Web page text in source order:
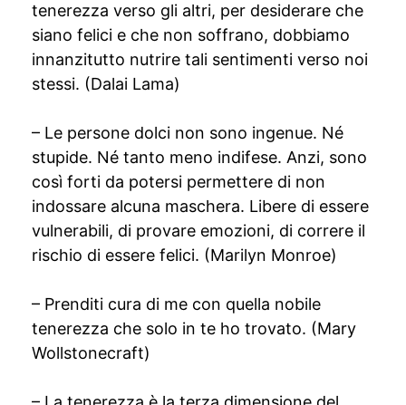
tenerezza verso gli altri, per desiderare che
siano felici e che non soffrano, dobbiamo
innanzitutto nutrire tali sentimenti verso noi
stessi. (Dalai Lama)
– Le persone dolci non sono ingenue. Né
stupide. Né tanto meno indifese. Anzi, sono
così forti da potersi permettere di non
indossare alcuna maschera. Libere di essere
vulnerabili, di provare emozioni, di correre il
rischio di essere felici. (Marilyn Monroe)
– Prenditi cura di me con quella nobile
tenerezza che solo in te ho trovato. (Mary
Wollstonecraft)